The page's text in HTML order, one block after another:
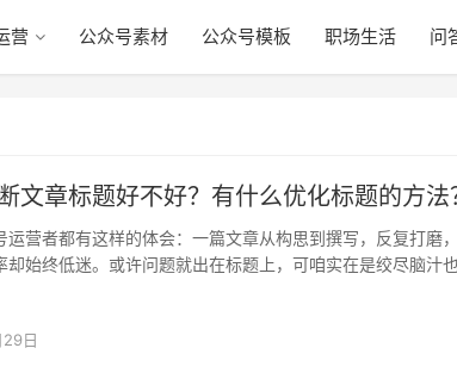
营 公众号素材 公众号模板 职场生活 问
文章标题好不好？有什么优化标题的方法
运营者都有这样的体会：一篇文章从构思到撰写，反复打磨
却始终低迷。或许问题就出在标题上，可咱实在是绞尽脑汁
日